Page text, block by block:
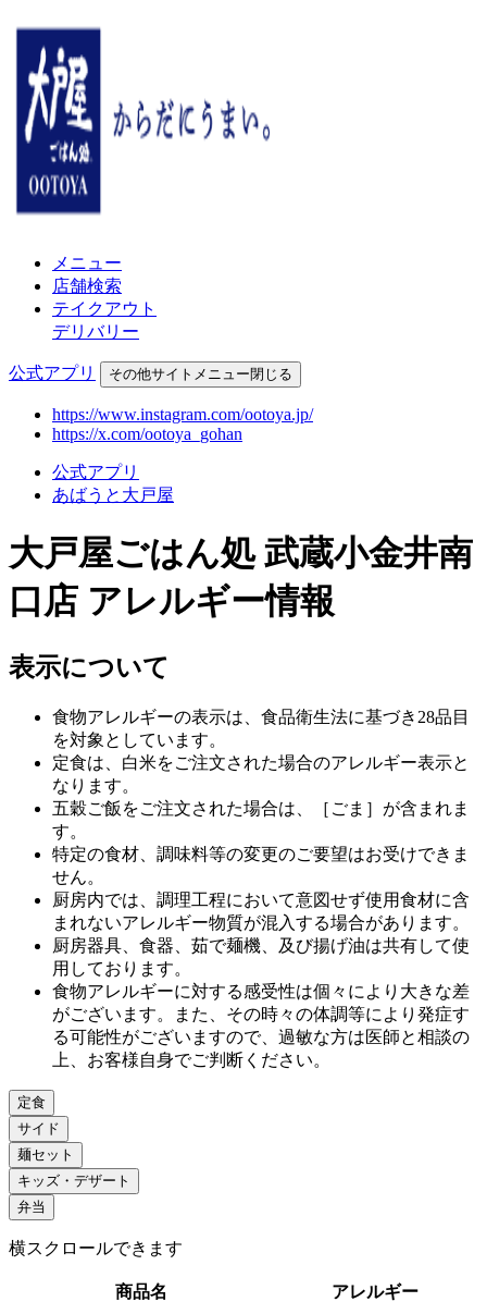
メニュー
店舗検索
テイクアウト
デリバリー
公式アプリ その他サイトメニュー閉じる
https://www.instagram.com/ootoya.jp/
https://x.com/ootoya_gohan
公式アプリ
あばうと大戸屋
大戸屋ごはん処 武蔵小金井南
口店 アレルギー情報
表示について
食物アレルギーの表示は、食品衛生法に基づき28品目
を対象としています。
定食は、白米をご注文された場合のアレルギー表示と
なります。
五穀ご飯をご注文された場合は、［ごま］が含まれま
す。
特定の食材、調味料等の変更のご要望はお受けできま
せん。
厨房内では、調理工程において意図せず使用食材に含
まれないアレルギー物質が混入する場合があります。
厨房器具、食器、茹で麺機、及び揚げ油は共有して使
用しております。
食物アレルギーに対する感受性は個々により大きな差
がございます。また、その時々の体調等により発症す
る可能性がございますので、過敏な方は医師と相談の
上、お客様自身でご判断ください。
定食
サイド
麺セット
キッズ・デザート
弁当
横スクロールできます
商品名 アレルギー